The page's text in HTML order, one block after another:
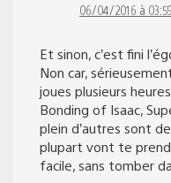
06/04/2016 à 03:59
Et sinon, c’est fini
Non car,
joues plusieurs heures,
Bonding of Isaac,
plein d’autres sont
plupart vont te
facile, sans tomber